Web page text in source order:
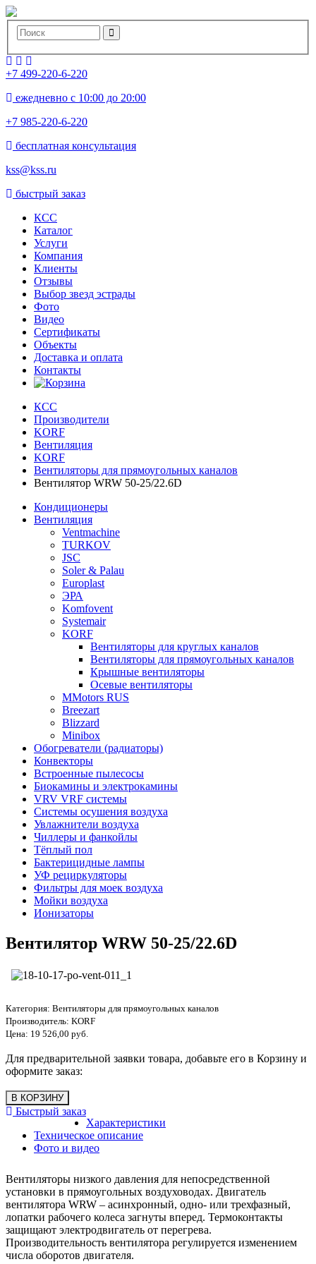
+7 499-220-6-220
ежедневно с 10:00 до 20:00
+7 985-220-6-220
бесплатная консультация
kss@kss.ru
быстрый заказ
КСС
Каталог
Услуги
Компания
Клиенты
Oтзывы
Выбор звезд эстрады
Фото
Видео
Сертификаты
Объекты
Доставка и оплата
Контакты
КСС
Производители
KORF
Вентиляция
KORF
Вентиляторы для прямоугольных каналов
Вентилятор WRW 50-25/22.6D
Кондиционеры
Вентиляция
Ventmachine
TURKOV
JSC
Soler & Palau
Europlast
ЭРА
Komfovent
Systemair
KORF
Вентиляторы для круглых каналов
Вентиляторы для прямоугольных каналов
Крышные вентиляторы
Осевые вентиляторы
MMotors RUS
Breezart
Blizzard
Minibox
Обогреватели (радиаторы)
Конвекторы
Встроенные пылесосы
Биокамины и электрокамины
VRV VRF системы
Системы осушения воздуха
Увлажнители воздуха
Чиллеры и фанкойлы
Тёплый пол
Бактерицидные лампы
УФ рециркуляторы
Фильтры для моек воздуха
Мойки воздуха
Ионизаторы
Вентилятор WRW 50-25/22.6D
Категория: Вентиляторы для прямоугольных каналов
Производитель: KORF
Цена: 19 526,00 руб.
Для предварительной заявки товара, добавьте его в Корзину и
оформите заказ:
Быстрый заказ
Характеристики
Техническое описание
Фото и видео
Вентиляторы низкого давления для непосредственной
установки в прямоугольных воздуховодах. Двигатель
вентилятора WRW – асинхронный, одно- или трехфазный,
лопатки рабочего колеса загнуты вперед. Термоконтакты
защищают электродвигатель от перегрева.
Производительность вентилятора регулируется изменением
числа оборотов двигателя.